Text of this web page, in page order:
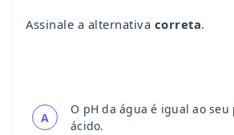
Assinale a alternativa correta.
A
O pH da água é igual ao seu
ácido.